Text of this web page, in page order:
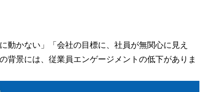
す
動かない」「会社の目標に、社員が無関心に見え
景には、従業員エンゲージメントの低下がありま